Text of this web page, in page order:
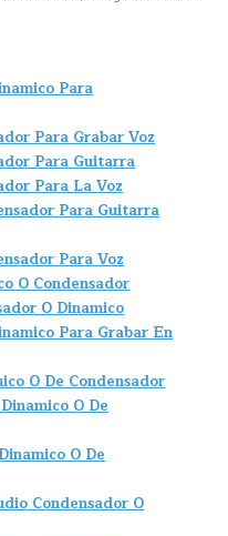
Para
Para Grabar Voz
Para Guitarra
Para La Voz
Para Guitarra
Para Voz
O Condensador
O Dinamico
Para Grabar En
O De Condensador
O De
O De
Condensador O